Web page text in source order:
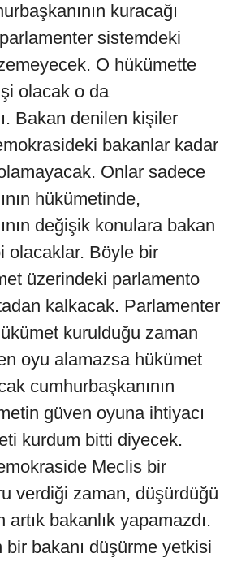
kuracağı
sistemdeki
O hükümette
olacak o da
Bakan denilen kişiler
bakanlar kadar
Onlar sadece
hükümetinde,
değişik konulara bakan
olacaklar. Böyle bir
üzerindeki parlamento
kalkacak. Parlamenter
kurulduğu zaman
oyu alamazsa hükümet
cumhurbaşkanının
güven oyuna ihtiyacı
kurdum bitti diyecek.
Meclis bir
verdiği zaman, düşürdüğü
bakanlık yapamazdı.
bakanı düşürme yetkisi